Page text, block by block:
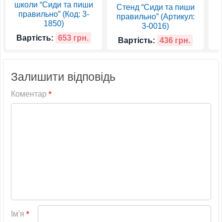
школи “Сиди та пиши
правильно” (Код: 3-
1850)
Вартість: 653 грн.
Стенд “Сиди та пиши
правильно” (Артикул:
3-0016)
Вартість: 436 грн.
Залишити відповідь
Коментар *
Ім'я *